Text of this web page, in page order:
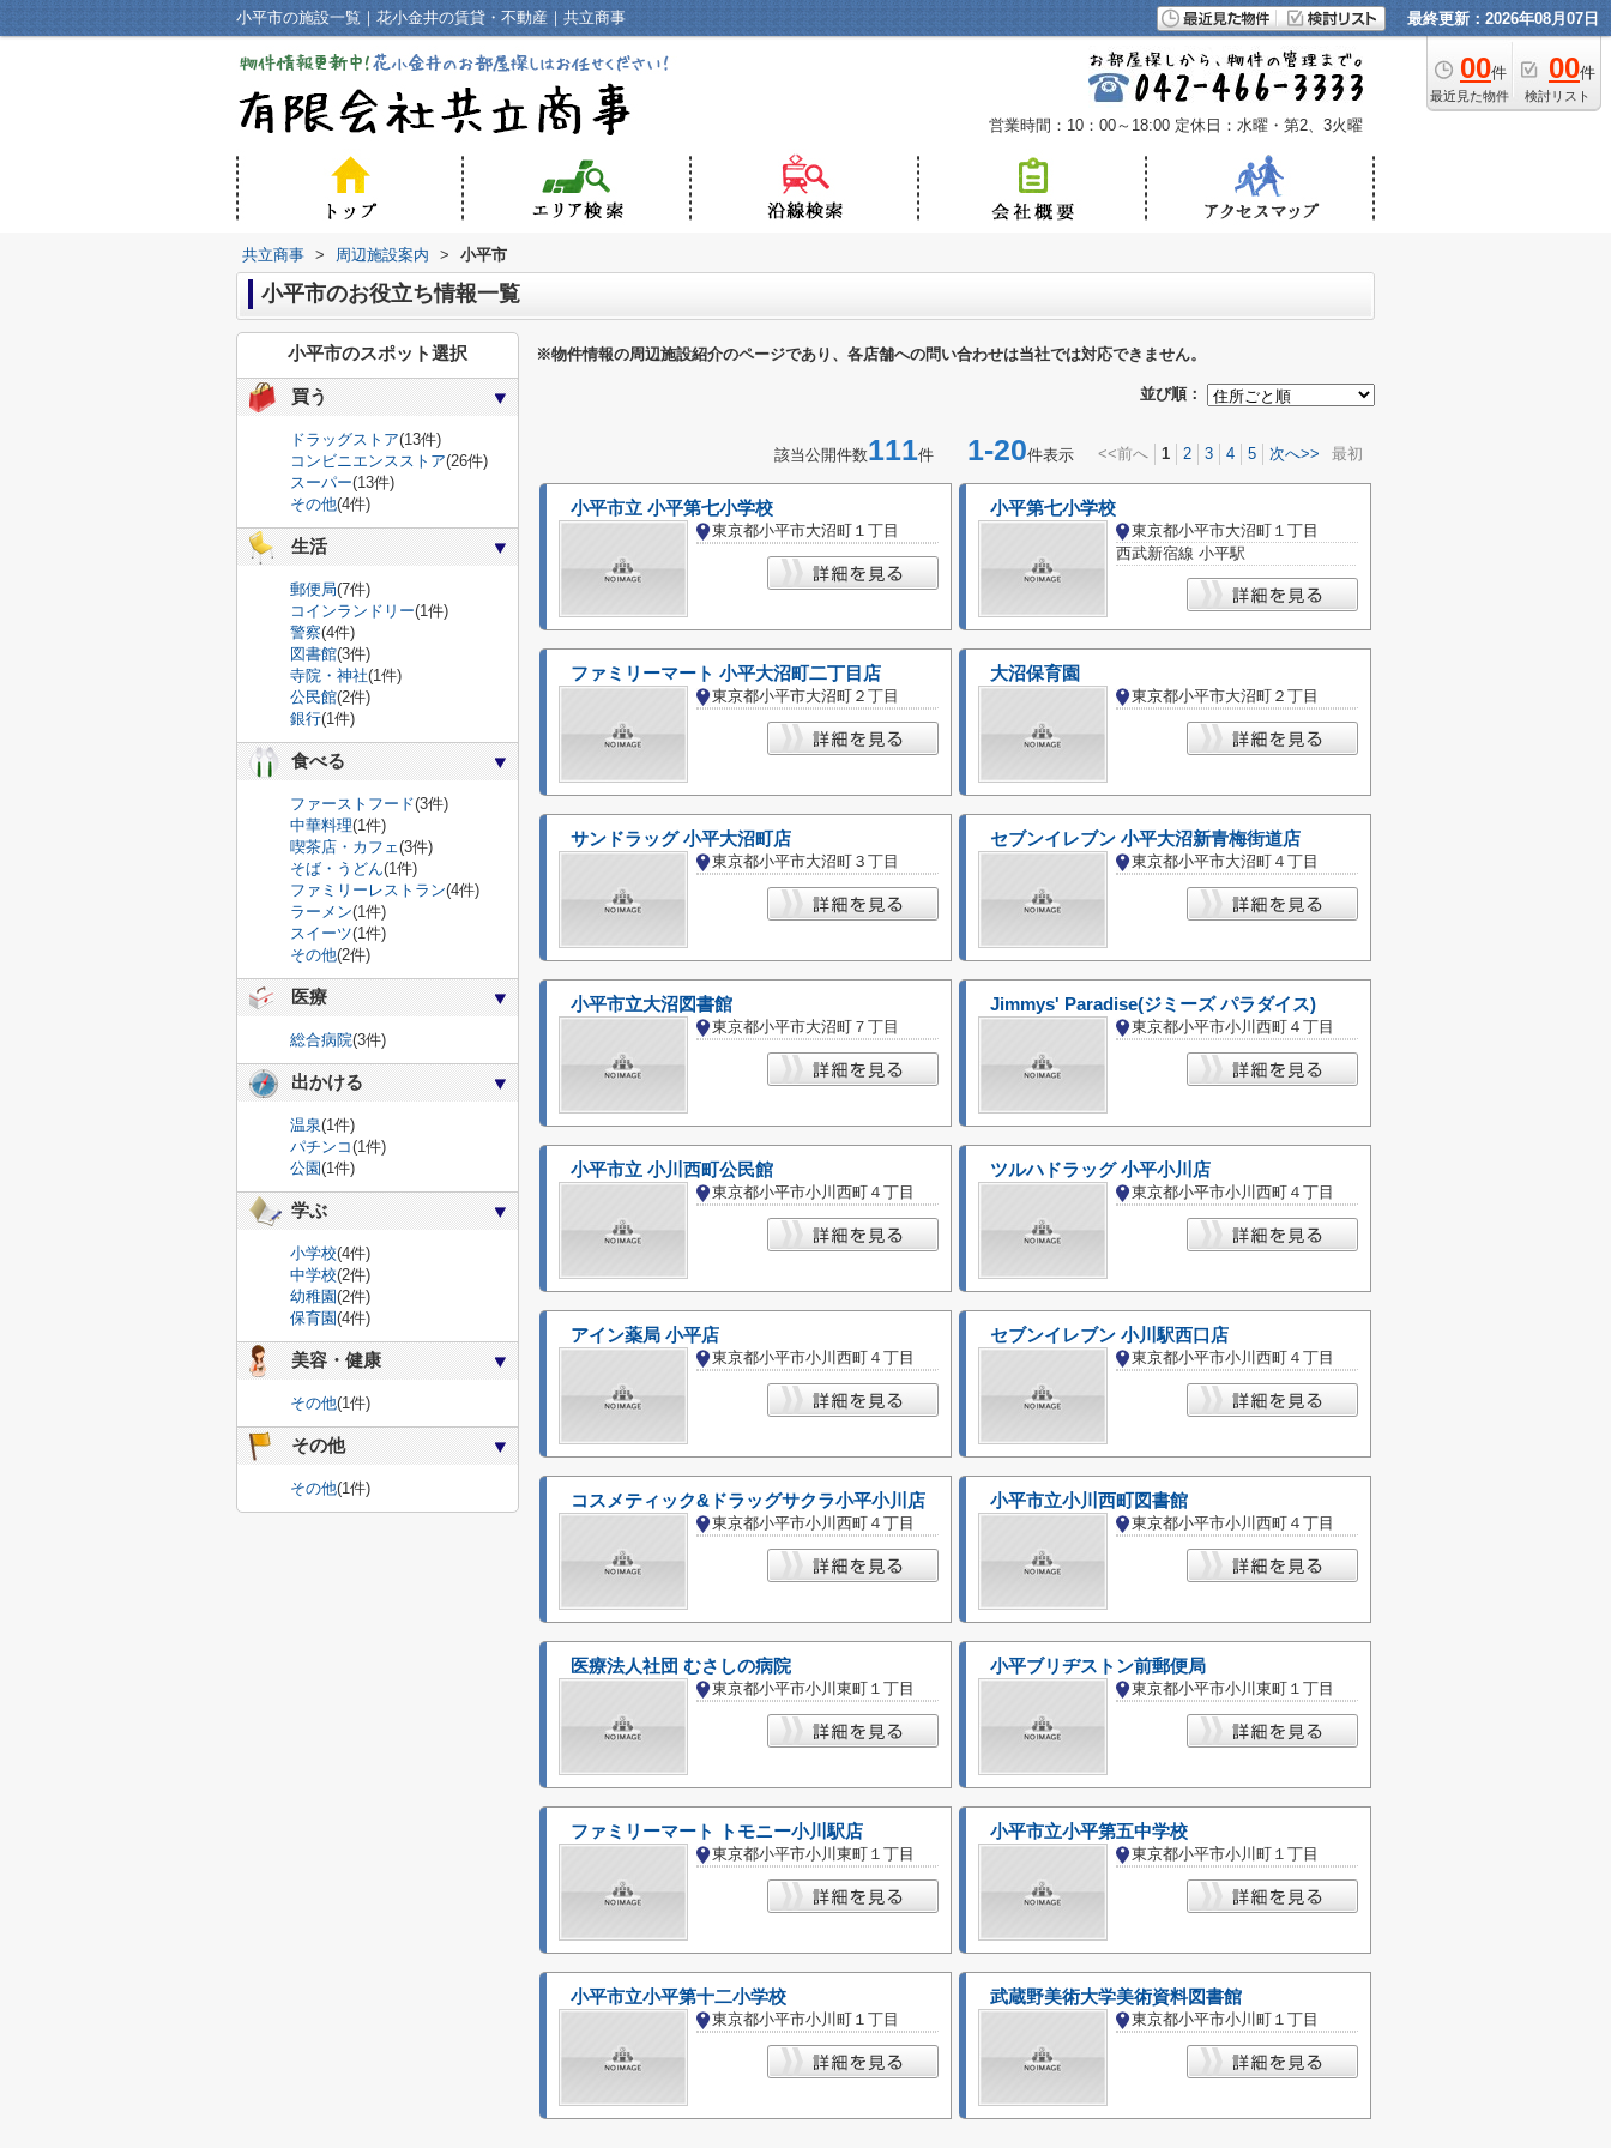
小平市の施設一覧｜花小金井の賃貸・不動産｜共立商事 最終更新：2026年08月07日
00件
最近見た物件
00件
検討リスト
営業時間：10：00～18:00 定休日：水曜・第2、3火曜
共立商事 > 周辺施設案内 > 小平市
小平市のお役立ち情報一覧
※物件情報の周辺施設紹介のページであり、各店舗への問い合わせは当社では対応できません。
並び順：
該当公開件数111件 1-20件表示 <<前へ 1 2 3 4 5 次へ>> 最初
小平市立 小平第七小学校
東京都小平市大沼町１丁目
小平第七小学校
東京都小平市大沼町１丁目
西武新宿線 小平駅
ファミリーマート 小平大沼町二丁目店
東京都小平市大沼町２丁目
大沼保育園
東京都小平市大沼町２丁目
サンドラッグ 小平大沼町店
東京都小平市大沼町３丁目
セブンイレブン 小平大沼新青梅街道店
東京都小平市大沼町４丁目
小平市立大沼図書館
東京都小平市大沼町７丁目
Jimmys' Paradise(ジミーズ パラダイス)
東京都小平市小川西町４丁目
小平市立 小川西町公民館
東京都小平市小川西町４丁目
ツルハドラッグ 小平小川店
東京都小平市小川西町４丁目
アイン薬局 小平店
東京都小平市小川西町４丁目
セブンイレブン 小川駅西口店
東京都小平市小川西町４丁目
コスメティック&ドラッグサクラ小平小川店
東京都小平市小川西町４丁目
小平市立小川西町図書館
東京都小平市小川西町４丁目
医療法人社団 むさしの病院
東京都小平市小川東町１丁目
小平ブリヂストン前郵便局
東京都小平市小川東町１丁目
ファミリーマート トモニー小川駅店
東京都小平市小川東町１丁目
小平市立小平第五中学校
東京都小平市小川町１丁目
小平市立小平第十二小学校
東京都小平市小川町１丁目
武蔵野美術大学美術資料図書館
東京都小平市小川町１丁目
小平市のスポット選択
買う
ドラッグストア(13件)
コンビニエンスストア(26件)
スーパー(13件)
その他(4件)
生活
郵便局(7件)
コインランドリー(1件)
警察(4件)
図書館(3件)
寺院・神社(1件)
公民館(2件)
銀行(1件)
食べる
ファーストフード(3件)
中華料理(1件)
喫茶店・カフェ(3件)
そば・うどん(1件)
ファミリーレストラン(4件)
ラーメン(1件)
スイーツ(1件)
その他(2件)
医療
総合病院(3件)
出かける
温泉(1件)
パチンコ(1件)
公園(1件)
学ぶ
小学校(4件)
中学校(2件)
幼稚園(2件)
保育園(4件)
美容・健康
その他(1件)
その他
その他(1件)